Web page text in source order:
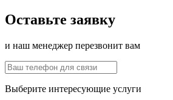
Оставьте заявку
и наш менеджер перезвонит вам
Выберите интересующие услуги